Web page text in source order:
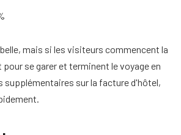
mais si les visiteurs commencent la
se garer et terminent le voyage en
supplémentaires sur la facture d'hôtel,